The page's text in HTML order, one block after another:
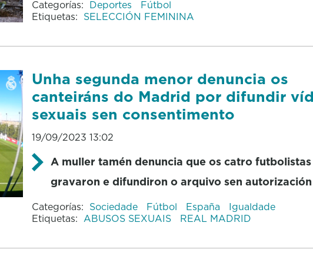
Categorías: Deportes
Fútbol
Etiquetas: SELECCIÓN FEMININA
Unha segunda menor denuncia os
canteiráns do Madrid por difundir
sexuais sen consentimento
19/09/2023 13:02
A muller tamén denuncia que os catro futbolistas
gravaron e difundiron o arquivo sen autorización
Categorías: Sociedade Fútbol España
Igualdade
Etiquetas: ABUSOS SEXUAIS REAL MADRID